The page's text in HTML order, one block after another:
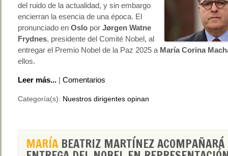
del ruido de la actualidad, y sin embargo
encierran la esencia de una época. El
pronunciado en Oslo por Jørgen Watne
Frydnes, presidente del Comité Nobel, al
entregar el Premio Nobel de la Paz 2025 a María Corina
ellos.
Leer más... | Comentarios
Categoría(s): Nuestros dirigentes opinan
MARÍA BEATRIZ MARTÍNEZ ACOMPAÑARÁ